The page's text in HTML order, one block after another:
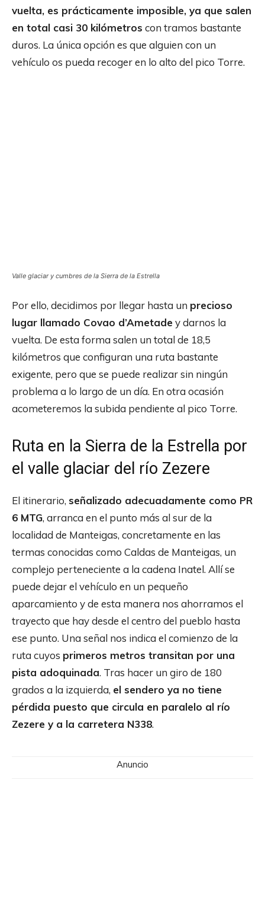
vuelta, es prácticamente imposible, ya que salen
en total casi 30 kilómetros con tramos bastante
duros. La única opción es que alguien con un
vehículo os pueda recoger en lo alto del pico Torre.
Valle glaciar y cumbres de la Sierra de la Estrella
Por ello, decidimos por llegar hasta un precioso
lugar llamado Covao d’Ametade y darnos la
vuelta. De esta forma salen un total de 18,5
kilómetros que configuran una ruta bastante
exigente, pero que se puede realizar sin ningún
problema a lo largo de un día. En otra ocasión
acometeremos la subida pendiente al pico Torre.
Ruta en la Sierra de la Estrella por
el valle glaciar del río Zezere
El itinerario, señalizado adecuadamente como PR
6 MTG, arranca en el punto más al sur de la
localidad de Manteigas, concretamente en las
termas conocidas como Caldas de Manteigas, un
complejo perteneciente a la cadena Inatel. Allí se
puede dejar el vehículo en un pequeño
aparcamiento y de esta manera nos ahorramos el
trayecto que hay desde el centro del pueblo hasta
ese punto. Una señal nos indica el comienzo de la
ruta cuyos primeros metros transitan por una
pista adoquinada. Tras hacer un giro de 180
grados a la izquierda, el sendero ya no tiene
pérdida puesto que circula en paralelo al río
Zezere y a la carretera N338.
Anuncio